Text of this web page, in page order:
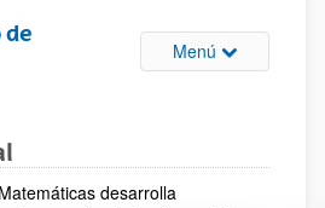
Menú Abrir/cerrar
desarrolla